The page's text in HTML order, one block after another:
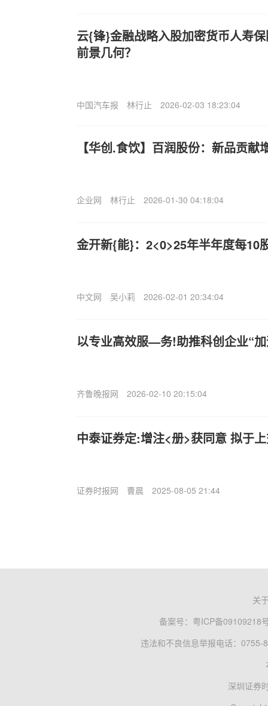
云{锋}金融战略入股加密货币人寿
前景几何？
中国汽车报 林行止 2026-02-03 18:23:04
【华创.食饮】百润股份：新品贡献
企业网 林行止 2026-01-30 04:18:04
金开新{能}：2<0>25年半年度每10
中文网 吴小莉 2026-02-01 20:34:04
以专业高效服—务!助推科创企业“
齐鲁晚报网 2026-02-10 20:15:04
中泰证券定:增注<册>获同意 拟于
证券时报网 曹晨 2025-08-05 21:44
关
备案号： 粤ICP备09109218
违法和不良信息举报电话：0755-
深圳证券